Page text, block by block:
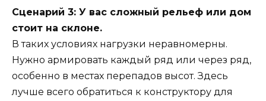
Сценарий 3: У вас сложный рельеф или дом
стоит на склоне.
В таких условиях нагрузки неравномерны.
Нужно армировать каждый ряд или через ряд,
особенно в местах перепадов высот. Здесь
лучше всего обратиться к конструктору для